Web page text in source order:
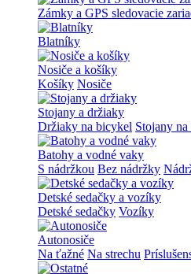
Zámky a GPS sledovacie
Blatníky
Nosiče a košíky
Košíky Nosiče
Stojany a držiaky
Držiaky na bicykel Stojany
Batohy a vodné vaky
S nádržkou Bez nádržky
Detské sedačky a vozíky
Detské sedačky Vozíky
Autonosiče
Na ťažné Na strechu